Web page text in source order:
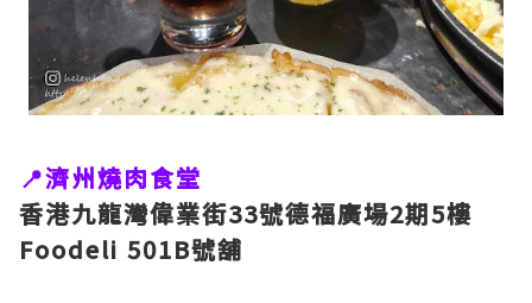
📍濟州燒肉食堂
香港九龍灣偉業街33號德福廣場2期5樓
Foodeli 501B號舖